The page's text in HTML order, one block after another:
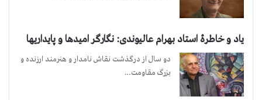
یاد و خاطرۀ استاد بهرام عالیوندی: نگارگر امیدها و پایداریها
دو سال از درگذشت نقاش نامدار و هنرمند ارزنده و
بزرگ مقاومت…